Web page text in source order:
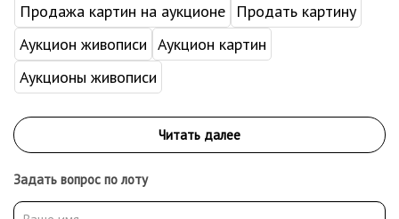
Продажа картин на аукционе
Продать картину
Аукцион живописи Аукцион картин
Аукционы живописи
Задать вопрос по лоту